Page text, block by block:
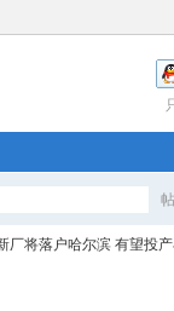
厂将落户哈尔滨 有望投